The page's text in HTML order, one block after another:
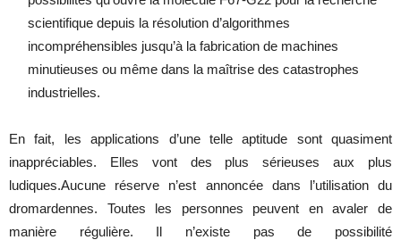
scientifique depuis la résolution d’algorithmes
incompréhensibles jusqu’à la fabrication de machines
minutieuses ou même dans la maîtrise des catastrophes
industrielles.
En fait, les applications d’une telle aptitude sont quasiment
inappréciables. Elles vont des plus sérieuses aux plus
ludiques.Aucune réserve n’est annoncée dans l’utilisation du
dromardennes. Toutes les personnes peuvent en avaler de
manière régulière. Il n’existe pas de possibilité